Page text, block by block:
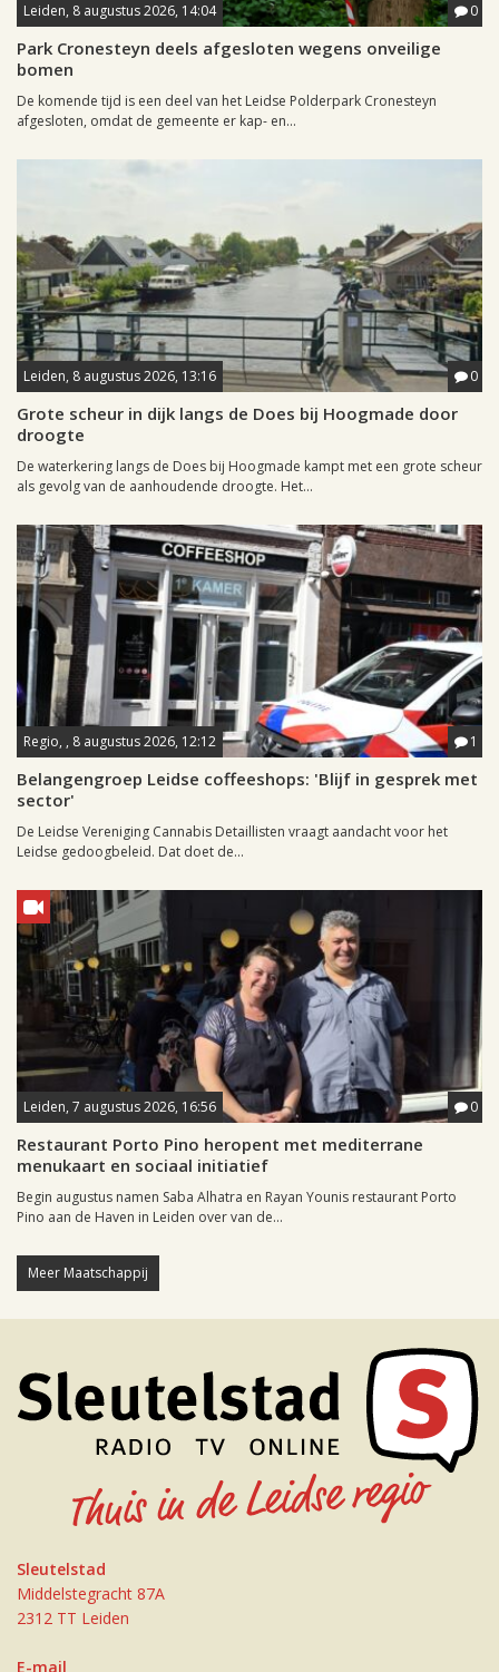
Leiden, 8 augustus 2026, 14:04 0
Park Cronesteyn deels afgesloten wegens onveilige
bomen
De komende tijd is een deel van het Leidse Polderpark Cronesteyn
afgesloten, omdat de gemeente er kap- en...
Leiden, 8 augustus 2026, 13:16 0
Grote scheur in dijk langs de Does bij Hoogmade door
droogte
De waterkering langs de Does bij Hoogmade kampt met een grote scheur
als gevolg van de aanhoudende droogte. Het...
Regio, , 8 augustus 2026, 12:12 1
Belangengroep Leidse coffeeshops: 'Blijf in gesprek met
sector'
De Leidse Vereniging Cannabis Detaillisten vraagt aandacht voor het
Leidse gedoogbeleid. Dat doet de...
Leiden, 7 augustus 2026, 16:56 0
Restaurant Porto Pino heropent met mediterrane
menukaart en sociaal initiatief
Begin augustus namen Saba Alhatra en Rayan Younis restaurant Porto
Pino aan de Haven in Leiden over van de...
Meer Maatschappij
Sleutelstad
Middelstegracht 87A
2312 TT Leiden
E-mail